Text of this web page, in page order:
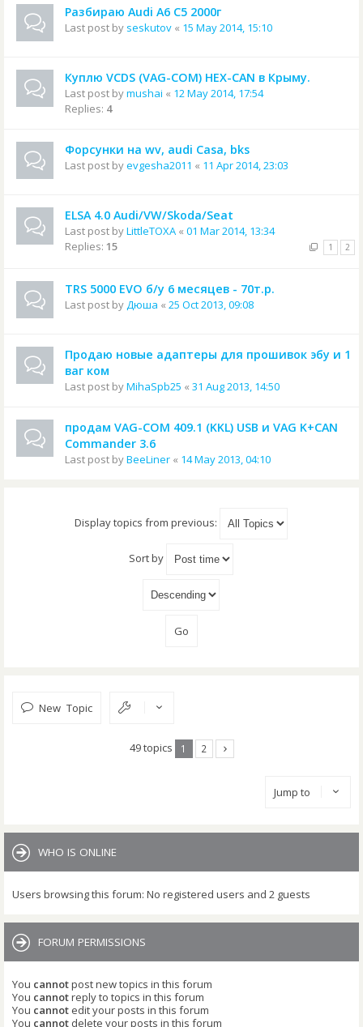
Разбираю Audi A6 C5 2000г
Last post by seskutov « 15 May 2014, 15:10
Куплю VCDS (VAG-COM) HEX-CAN в Крыму.
Last post bymushai « 12 May 2014, 17:54
Replies: 4
Форсунки на wv, audi Casa, bks
Last post byevgesha2011 « 11 Apr 2014, 23:03
ELSA 4.0 Audi/VW/Skoda/Seat
Last post byLittleTOXA « 01 Mar 2014, 13:34
Replies: 15 1 2
TRS 5000 EVO б/у 6 месяцев - 70т.р.
Last post byДюша « 25 Oct 2013, 09:08
Продаю новые адаптеры для прошивок эбу и 1
ваг ком
Last post byMihaSpb25 « 31 Aug 2013, 14:50
продам VAG-COM 409.1 (KKL) USB и VAG K+CAN
Commander 3.6
Last post byBeeLiner « 14 May 2013, 04:10
Display topics from previous:
Sort by
New Topic
49 topics 1 2
Jump to
WHO IS ONLINE
Users browsing this forum: No registered users and 2 guests
FORUM PERMISSIONS
You cannotpost new topics in this forum
You cannotreply to topics in this forum
You cannot edit your posts in this forum
You cannot delete your posts in this forum